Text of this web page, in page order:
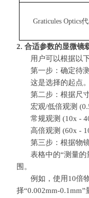
Graticules Optics
2. 合适参数的显微镜
用户可以根据以
第一步：确定待
这是选择的起点
第二步：根据尺
宏观/低倍观测
常规观测 (10x -
高倍观测 (60x -
第三步：根据物
表格中的“测量的
围。
例如，使用10倍
择“0.002mm-0.1mm”